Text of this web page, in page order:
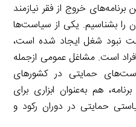
برنامه‌های خروج از فقر نیازمند
را بشناسیم. یکی از سیاست‌ها
نبود شغل ایجاد شده است،
است. مشاغل عمومی ازجمله
حمایتی در کشورهای
هم به‌عنوان ابزاری برای
حمایتی در دوران رکود و